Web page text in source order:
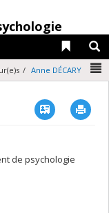
Liens
Anne DÉCARY
Vcard
de psychologie